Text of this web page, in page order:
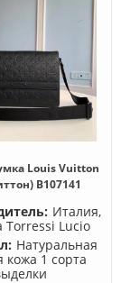
Louis Vuitton
B107141
Италия,
Torressi Lucio
Натуральная
кожа 1 сорта